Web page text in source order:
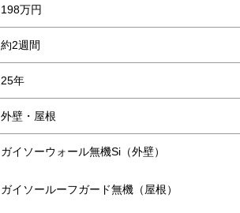
198万円
約2週間
25年
外壁・屋根
ガイソーウォール無機Si（外壁）
ガイソールーフガード無機（屋根）